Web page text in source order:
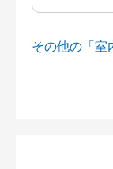
その他の「室